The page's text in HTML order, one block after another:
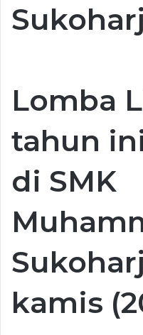
Lomba
tahun
di SMK
kamis